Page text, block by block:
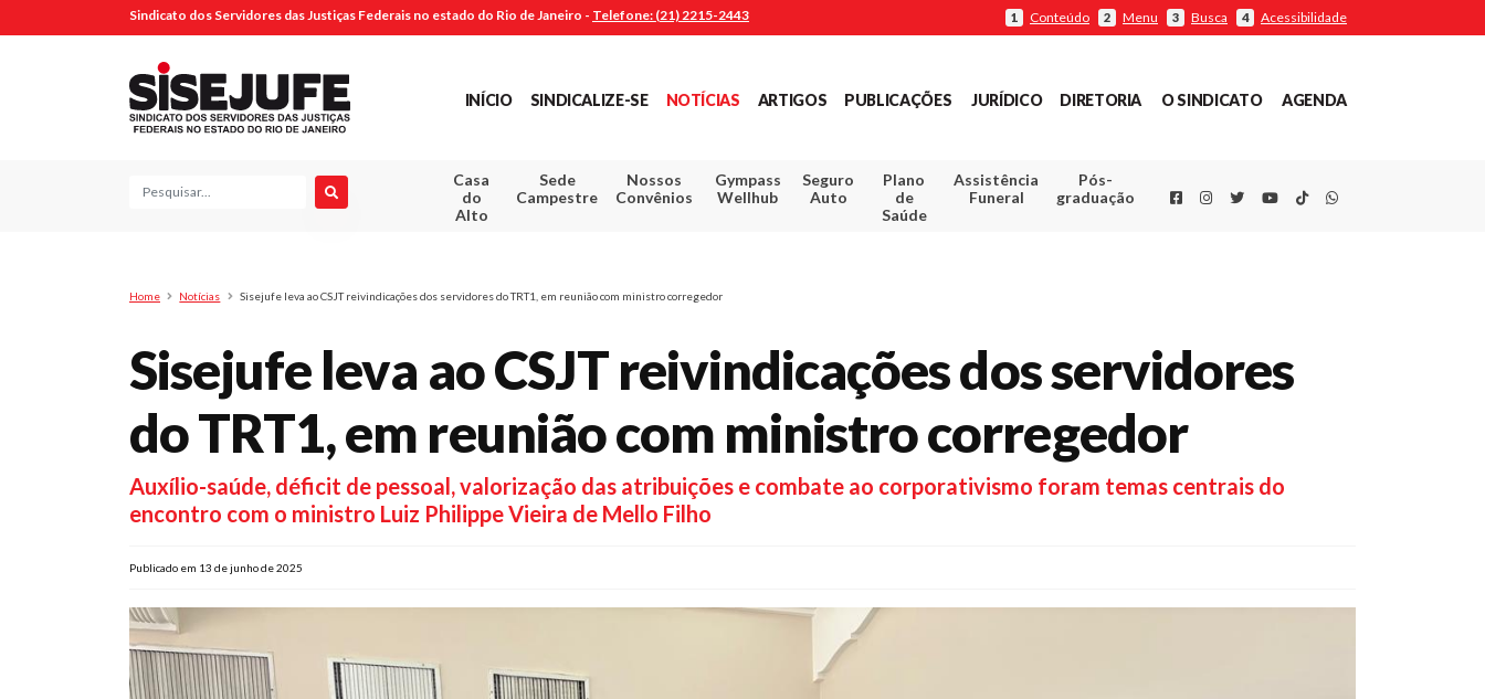
Sindicato dos Servidores das Justiças Federais no estado do Rio de Janeiro - Telefone: (21) 2215-2443 1 Conteúdo 2 Menu 3 Busca 4 Acessibilidade
INÍCIO SINDICALIZE-SE NOTÍCIAS ARTIGOS PUBLICAÇÕES JURÍDICO DIRETORIA O SINDICATO AGENDA
Pesquisa
Casa
do
Alto
Sede
Campestre
Nossos
Convênios
Gympass
Wellhub
Seguro
Auto
Plano
de
Saúde
Assistência
Funeral
Pós-
graduação
FacebookInstagram
TwitterYoutube
TikTokWhatsapp
Home Notícias Sisejufe leva ao CSJT reivindicações dos servidores do TRT1, em reunião com ministro corregedor
Sisejufe leva ao CSJT reivindicações dos servidores
do TRT1, em reunião com ministro corregedor
Auxílio-saúde, déficit de pessoal, valorização das atribuições e combate ao corporativismo foram temas centrais do
encontro com o ministro Luiz Philippe Vieira de Mello Filho
Publicado em 13 de junho de 2025